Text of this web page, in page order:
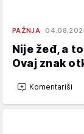
PAŽNJA
Nije žeđ, a
Ovaj znak
Komentariši